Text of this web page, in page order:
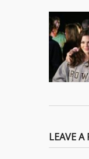
LEAVE A